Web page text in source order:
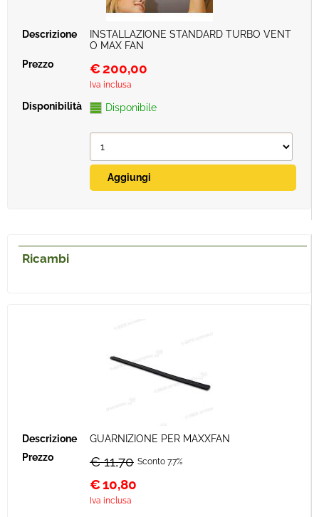
INSTALLAZIONE STANDARD TURBO VENT
O MAX FAN
€200,00
Iva inclusa
Disponibile
Ricambi
GUARNIZIONE PER MAXXFAN
€ 11,70 Sconto 7.7%
€10,80
Iva inclusa